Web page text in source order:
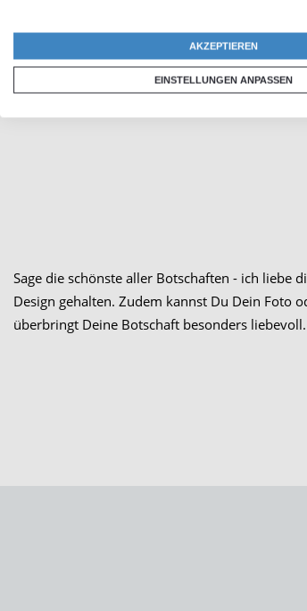
springen
Sage die schönste aller Botschaften - ich liebe
Design gehalten. Zudem kannst Du Dein Foto
überbringt Deine Botschaft besonders liebevoll.
AKZEPTIEREN
EINSTELLUNGEN ANPASSEN